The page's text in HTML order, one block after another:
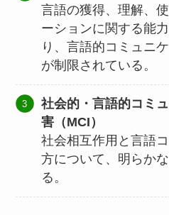
言語の獲得、理解、
ーションに関する能
り、言語的コミュニ
が制限されている。
社会的・言語的コミ
害（MCI）
社会相互作用と言語
方について、明らか
る。